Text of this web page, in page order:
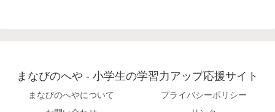
まなびのへや - 小学生の学習力アップ応援サイト
まなびのへやについて
プライバシーポリシー